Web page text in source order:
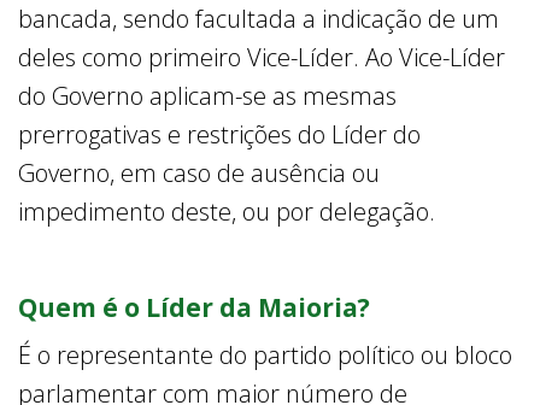
bancada, sendo facultada a indicação de um
deles como primeiro Vice-Líder. Ao Vice-Líder
do Governo aplicam-se as mesmas
prerrogativas e restrições do Líder do
Governo, em caso de ausência ou
impedimento deste, ou por delegação.
Quem é o Líder da Maioria?
É o representante do partido político ou bloco
parlamentar com maior número de